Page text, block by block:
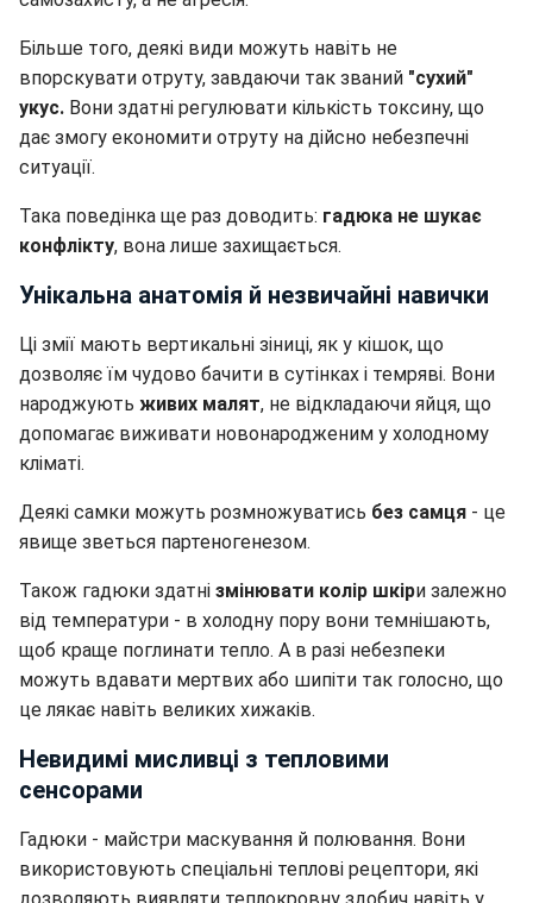
Більше того, деякі види можуть навіть не
впорскувати отруту, завдаючи так званий "сухий"
укус. Вони здатні регулювати кількість токсину, що
дає змогу економити отруту на дійсно небезпечні
ситуації.
Така поведінка ще раз доводить: гадюка не шукає
конфлікту, вона лише захищається.
Унікальна анатомія й незвичайні навички
Ці змії мають вертикальні зіниці, як у кішок, що
дозволяє їм чудово бачити в сутінках і темряві. Вони
народжують живих малят, не відкладаючи яйця, що
допомагає виживати новонародженим у холодному
кліматі.
Деякі самки можуть розмножуватись без самця - це
явище зветься партеногенезом.
Також гадюки здатні змінювати колір шкіри залежно
від температури - в холодну пору вони темнішають,
щоб краще поглинати тепло. А в разі небезпеки
можуть вдавати мертвих або шипіти так голосно, що
це лякає навіть великих хижаків.
Невидимі мисливці з тепловими
сенсорами
Гадюки - майстри маскування й полювання. Вони
використовують спеціальні теплові рецептори, які